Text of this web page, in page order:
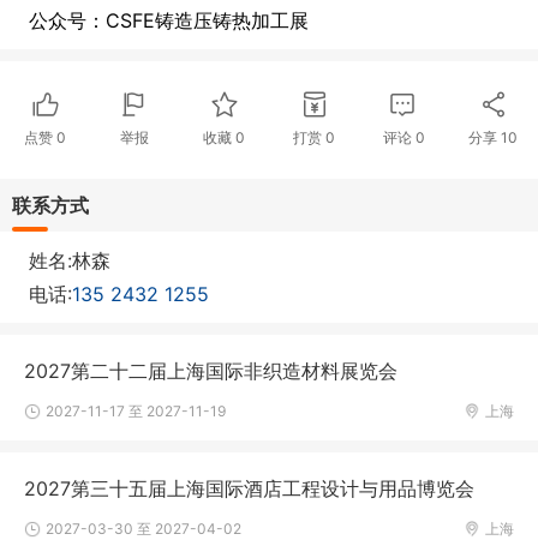
公众号：CSFE铸造压铸热加工展
点赞 0 举报 收藏0 打赏 0 评论 0 分享10
联系方式
姓名:林森
电话:135 2432 1255
2027第二十二届上海国际非织造材料展览会
上海
2027-11-17 至 2027-11-19
2027第三十五届上海国际酒店工程设计与用品博览会
上海
2027-03-30 至 2027-04-02